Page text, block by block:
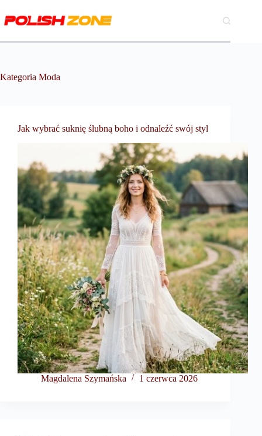
do
treści
Kategoria Moda
Jak wybrać suknię ślubną boho i odnaleźć swój styl
Magdalena Szymańska 1 czerwca 2026